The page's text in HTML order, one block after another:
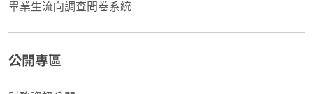
畢業生流向調查問卷系統
公開專區